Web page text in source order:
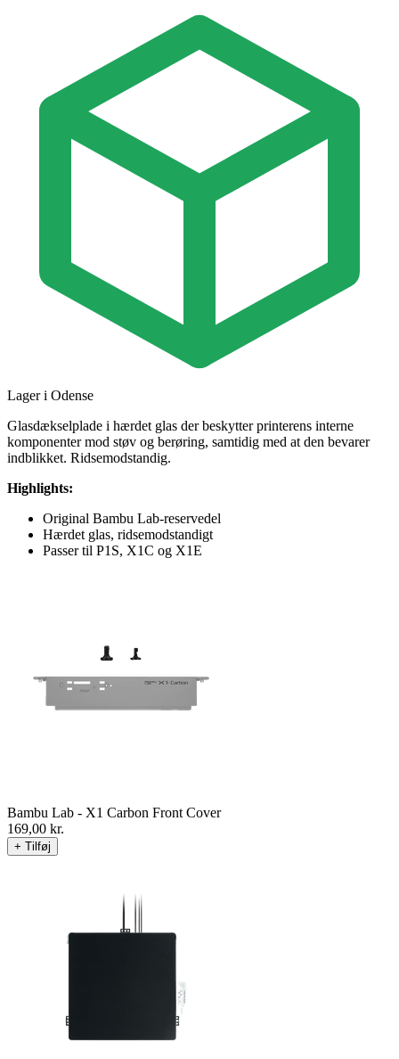
Lager i Odense
Glasdækselplade i hærdet glas der beskytter printerens interne
komponenter mod støv og berøring, samtidig med at den bevarer
indblikket. Ridsemodstandig.
Highlights:
Original Bambu Lab-reservedel
Hærdet glas, ridsemodstandigt
Passer til P1S, X1C og X1E
Bambu Lab - X1 Carbon Front Cover
169,00 kr.
+ Tilføj